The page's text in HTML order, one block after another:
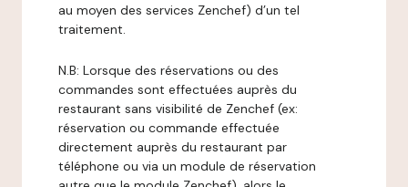
au moyen des services Zenchef) d’un tel
traitement.
N.B: Lorsque des réservations ou des
commandes sont effectuées auprès du
restaurant sans visibilité de Zenchef (ex:
réservation ou commande effectuée
directement auprès du restaurant par
téléphone ou via un module de réservation